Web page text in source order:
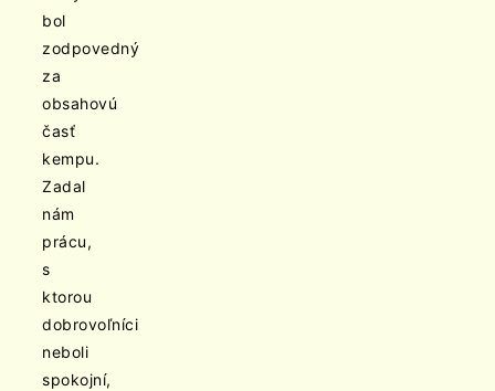
bol
zodpovedný
za
obsahovú
časť
kempu.
Zadal
nám
prácu,
s
ktorou
dobrovoľníci
neboli
spokojní,